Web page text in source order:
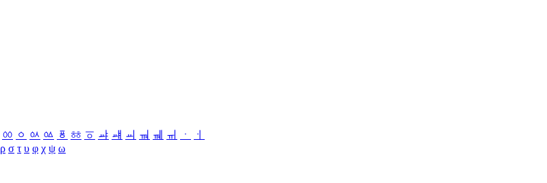
ㆀ ㆁ ㆂ ㆃ ㆄ ㆅ ㆆ ㆇ ㆈ ㆉ ㆊ ㆋ ㆌ ㆍ
ㆎ
ρ σ τ υ φ χ ψ ω